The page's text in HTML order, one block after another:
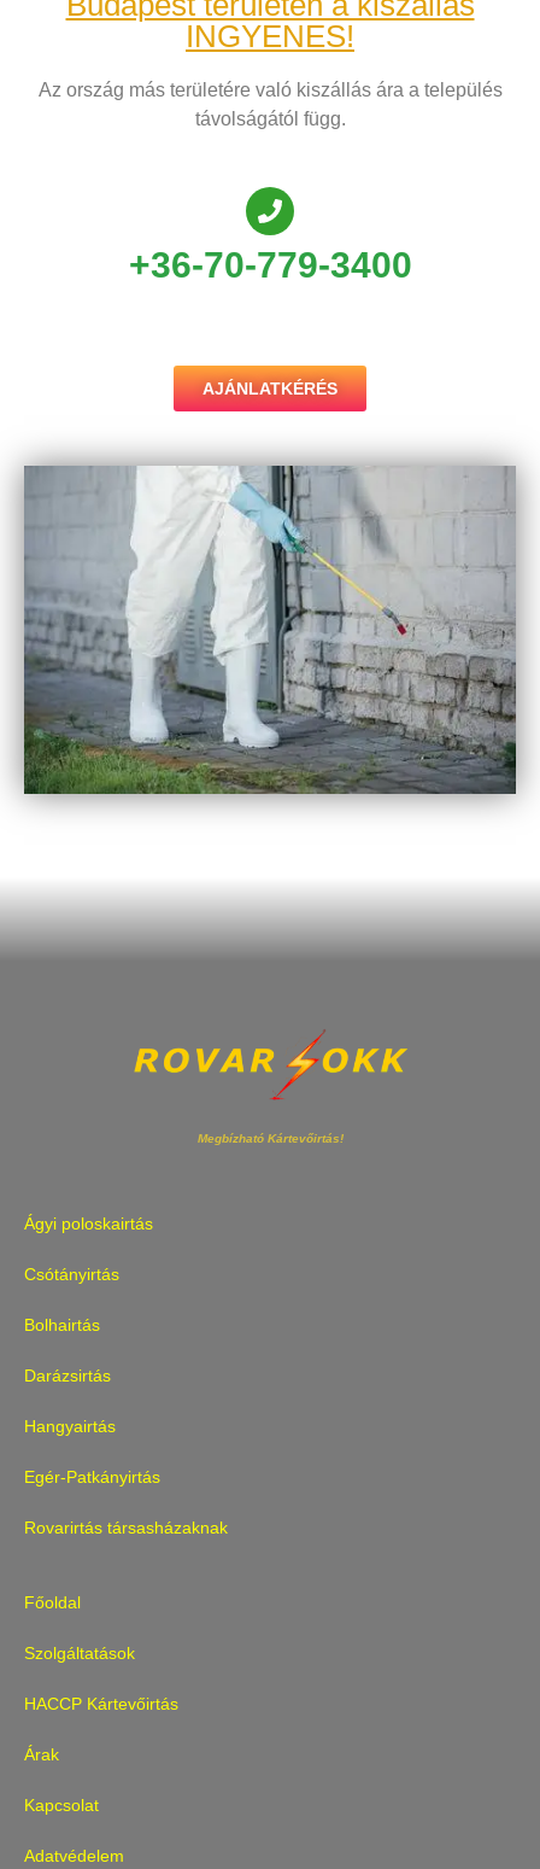
INGYENES!
Az ország más területére való kiszállás ára a település
távolságától függ.
+36-70-779-3400
AJÁNLATKÉRÉS
Megbízható Kártevőirtás!
Ágyi poloskairtás
Csótányirtás
Bolhairtás
Darázsirtás
Hangyairtás
Egér-Patkányirtás
Rovarirtás társasházaknak
Főoldal
Szolgáltatások
HACCP Kártevőirtás
Árak
Kapcsolat
Adatvédelem